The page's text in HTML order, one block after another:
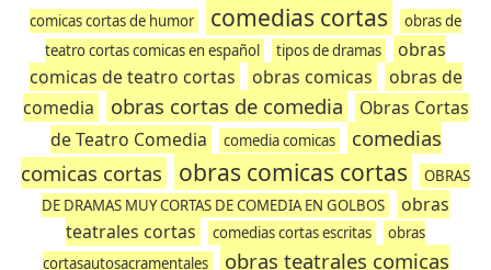
comicas cortas de humor
comedias cortas
obras de
teatro cortas comicas en español
tipos de dramas
obras
comicas de teatro cortas
obras comicas
obras de
comedia
obras cortas de comedia
Obras Cortas
de Teatro Comedia
comedia comicas
comedias
comicas cortas
obras comicas cortas
OBRAS
DE DRAMAS MUY CORTAS DE COMEDIA EN GOLBOS
obras
teatrales cortas
comedias cortas escritas
obras
cortasautosacramentales
obras teatrales comicas